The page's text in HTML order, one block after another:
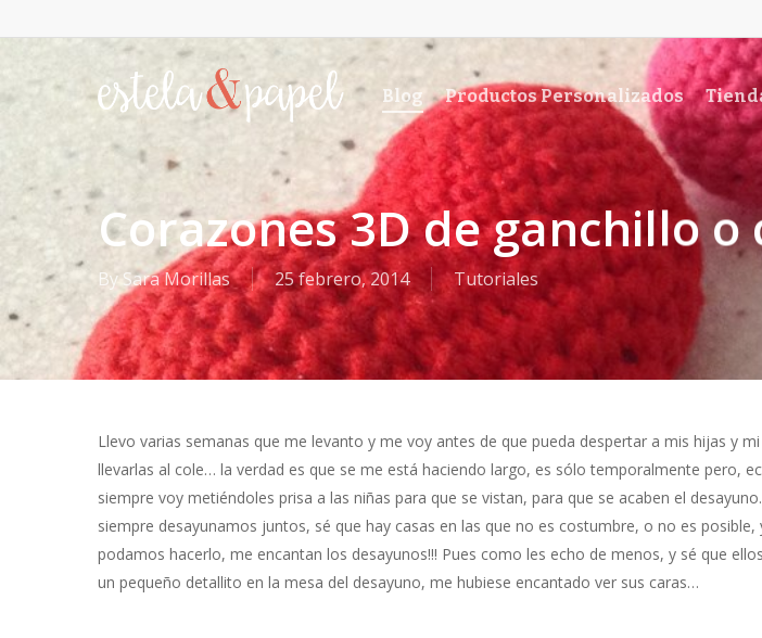
to
content
Blog Productos Personalizados
Corazones 3D de ganchillo o
By Sara Morillas 25 febrero, 2014 Tutoriales
Llevo varias semanas que me levanto y me voy antes de que pueda despertar a mis hijas y
llevarlas al cole… la verdad es que se me está haciendo largo, es sólo temporalmente pero,
siempre voy metiéndoles prisa a las niñas para que se vistan, para que se acaben el
siempre desayunamos juntos, sé que hay casas en las que no es costumbre, o no es
podamos hacerlo, me encantan los desayunos!!! Pues como les echo de menos, y sé que
un pequeño detallito en la mesa del desayuno, me hubiese encantado ver sus caras…